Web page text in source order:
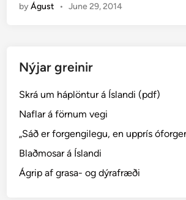
l
l
a
–
o
n
v
byÁgust • June 29, 2014
Nýjar greinir
Skrá um háplöntur á Íslandi (pdf)
Naflar á förnum vegi
„Sáð er forgengilegu, en upprís
Blaðmosar á Íslandi
Ágrip af grasa- og dýrafræði